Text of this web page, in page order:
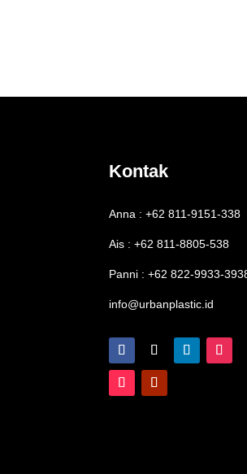
Kontak
Anna : +62 811-9151-338
Ais : +62 811-8805-538
Panni : +62 822-9933-
info@urbanplastic.id